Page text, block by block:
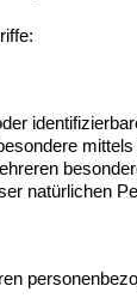
natürlichen